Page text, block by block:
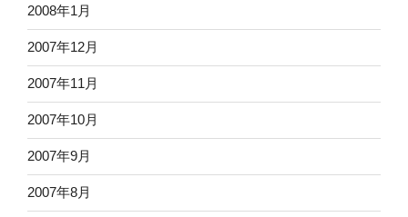
2008年1月
2007年12月
2007年11月
2007年10月
2007年9月
2007年8月